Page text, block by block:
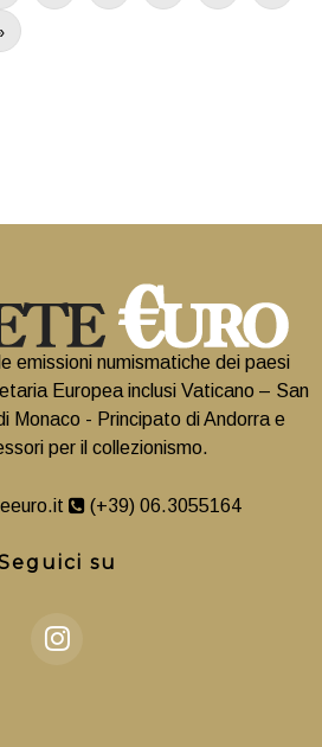
emissioni numismatiche dei paesi
Europea inclusi Vaticano – San
Monaco - Principato di Andorra e
per il collezionismo.
(+39) 06.3055164
su